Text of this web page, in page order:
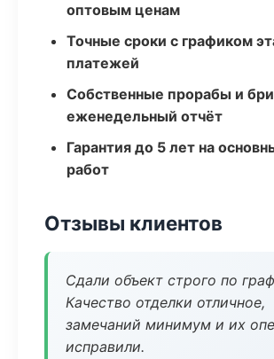
оптовым ценам
Точные сроки с графиком
платежей
Собственные прорабы и
еженедельный отчёт
Гарантия до 5 лет на
работ
Отзывы клиентов
Сдали объект строго по
Качество отделки отличное,
замечаний минимум и их
исправили.